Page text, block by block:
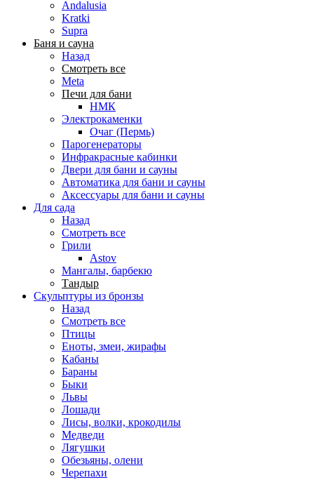
Andalusia
Kratki
Supra
Баня и сауна
Назад
Смотреть все
Meta
Печи для бани
НМК
Электрокаменки
Очаг (Пермь)
Парогенераторы
Инфракрасные кабинки
Двери для бани и сауны
Автоматика для бани и сауны
Аксессуары для бани и сауны
Для сада
Назад
Смотреть все
Грили
Astov
Мангалы, барбекю
Тандыр
Скульптуры из бронзы
Назад
Смотреть все
Птицы
Еноты, змеи, жирафы
Кабаны
Бараны
Быки
Львы
Лошади
Лисы, волки, крокодилы
Медведи
Лягушки
Обезьяны, олени
Черепахи